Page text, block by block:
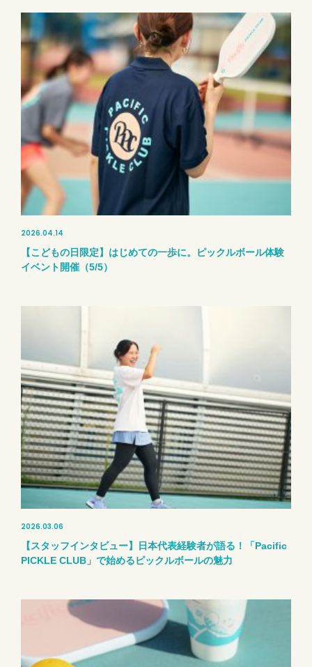
2026.04.14
【こどもの日限定】はじめての一歩に。ピックルボール体験
イベント開催（5/5）
2026.03.06
【スタッフインタビュー】日本代表経験者が語る！「Pacific
PICKLE CLUB」で始めるピックルボールの魅力